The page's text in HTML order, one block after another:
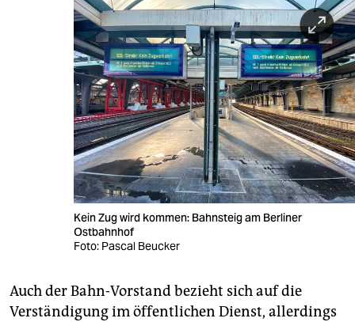
Kein Zug wird kommen: Bahnsteig am Berliner
Ostbahnhof
Foto: Pascal Beucker
Auch der Bahn-Vorstand bezieht sich auf die
Verständigung im öffentlichen Dienst, allerdings